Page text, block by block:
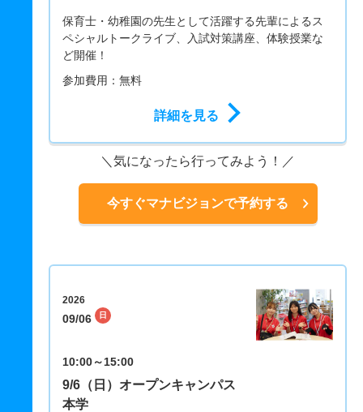
保育士・幼稚園の先生として活躍する先輩によるス
ペシャルトークライブ、入試対策講座、体験授業な
ど開催！
参加費用：無料
詳細を見る
気になったら行ってみよう！
今すぐマナビジョンで予約する
2026
09/06 日
10:00～15:00
9/6（日）オープンキャンパス
本学